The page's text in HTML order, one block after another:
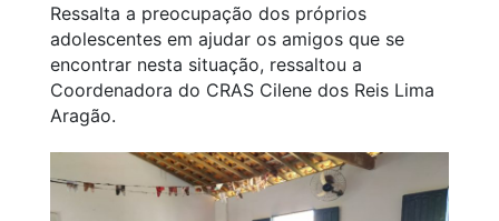
Ressalta a preocupação dos próprios
adolescentes em ajudar os amigos que se
encontrar nesta situação, ressaltou a
Coordenadora do CRAS Cilene dos Reis Lima
Aragão.